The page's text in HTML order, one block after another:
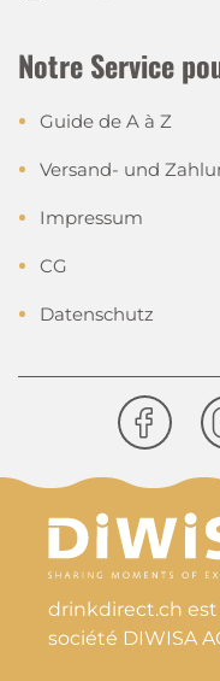
Notre Service
Guide de A à Z
Versand- und
Impressum
CG
Datenschutz
drinkdirect.ch
société DIWISA